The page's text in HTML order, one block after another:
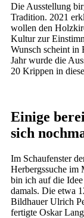
Die Ausstellung
Tradition. 2021
wollen den
Kultur zur
Wunsch scheint in
Jahr wurde die
20 Krippen in
Einige
sich
Im Schaufenster
Herbergssuche im
bin ich auf die
damals. Die etwa
Bildhauer Ulrich
fertigte Oskar